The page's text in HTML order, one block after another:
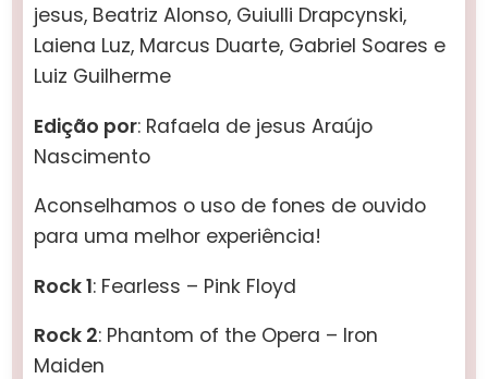
jesus, Beatriz Alonso, Guiulli Drapcynski,
Laiena Luz, Marcus Duarte, Gabriel Soares e
Luiz Guilherme
Edição por: Rafaela de jesus Araújo
Nascimento
Aconselhamos o uso de fones de ouvido
para uma melhor experiência!
Rock 1: Fearless – Pink Floyd
Rock 2: Phantom of the Opera – Iron
Maiden